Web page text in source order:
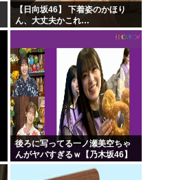
【日向坂46】 下着姿のかほり
ん、大丈夫かこれ…
後ろに写ってる一ノ瀬美空ちゃ
んがヤバすぎるｗ【乃木坂46】